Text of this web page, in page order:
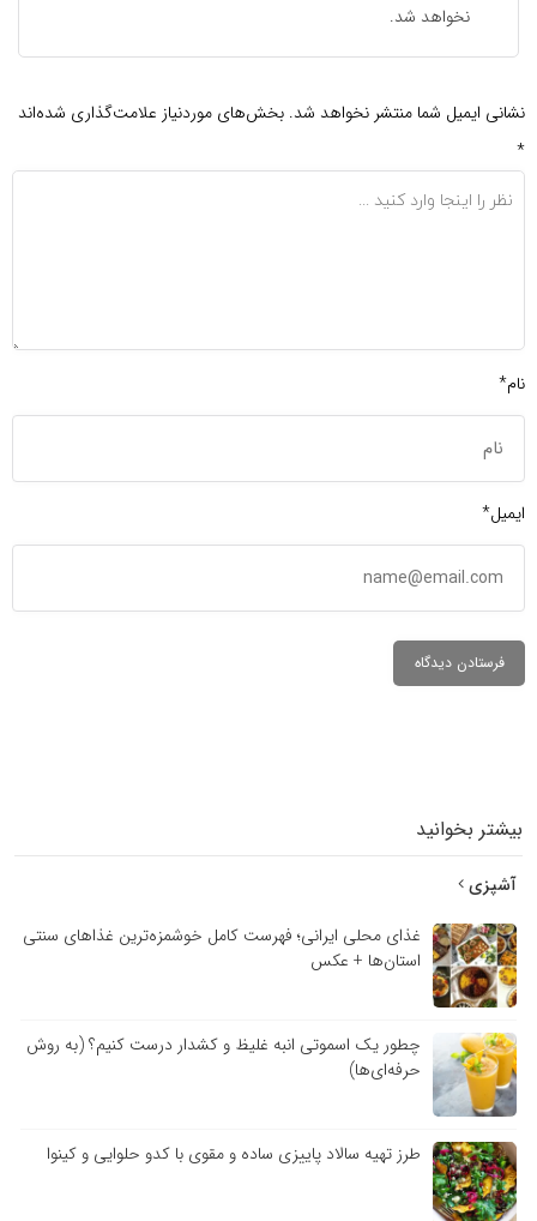
نخواهد شد.
نشانی ایمیل شما منتشر نخواهد شد. بخش‌های موردنیاز علامت‌گذاری شده‌اند
*
نام*
ایمیل*
بیشتر بخوانید
آشپزی
غذای محلی ایرانی؛ فهرست کامل خوشمزه‌ترین غذاهای سنتی
استان‌ها + عکس
چطور یک اسموتی انبه غلیظ و کشدار درست کنیم؟ (به روش
حرفه‌ای‌ها)
طرز تهیه سالاد پاییزی ساده و مقوی با کدو حلوایی و کینوا